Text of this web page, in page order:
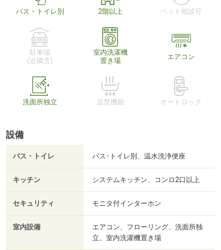
バス・トイレ別 2階以上 ペット相談可
駐車場
(近隣含)
室内洗濯機
置き場
エアコン
洗面所独立 追焚機能 オートロック
設備
バス・トイレ バス･トイレ別、温水洗浄便座
キッチン システムキッチン、コンロ2口以上
セキュリティ モニタ付インターホン
室内設備
エアコン、フローリング、洗面所独
立、室内洗濯機置き場